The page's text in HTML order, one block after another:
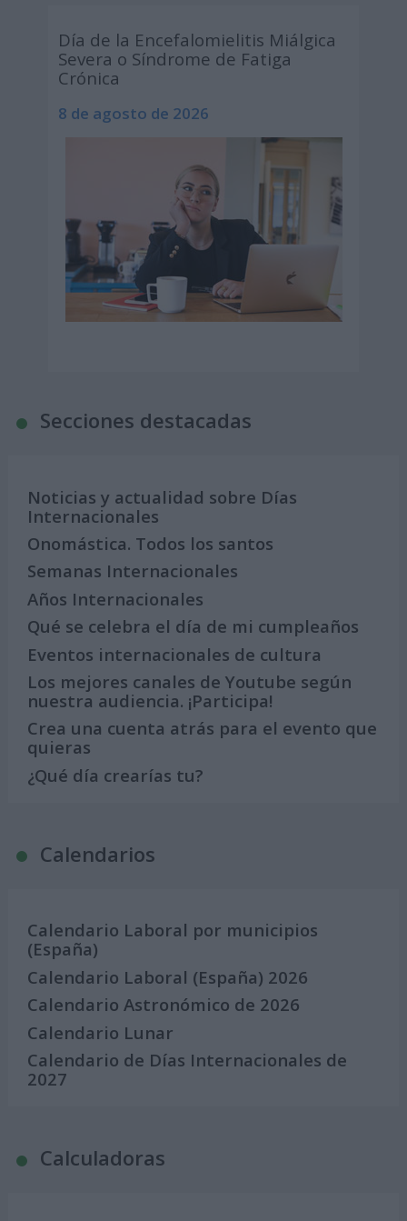
Día de la Encefalomielitis Miálgica
Severa o Síndrome de Fatiga
Crónica
8 de agosto de 2026
Secciones destacadas
Noticias y actualidad sobre Días
Internacionales
Onomástica. Todos los santos
Semanas Internacionales
Años Internacionales
Qué se celebra el día de mi cumpleaños
Eventos internacionales de cultura
Los mejores canales de Youtube según
nuestra audiencia. ¡Participa!
Crea una cuenta atrás para el evento que
quieras
¿Qué día crearías tu?
Calendarios
Calendario Laboral por municipios
(España)
Calendario Laboral (España) 2026
Calendario Astronómico de 2026
Calendario Lunar
Calendario de Días Internacionales de
2027
Calculadoras